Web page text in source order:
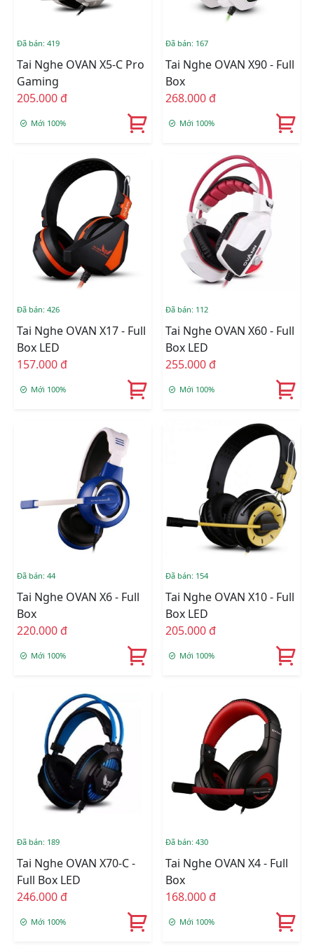
Đã bán: 419
Tai Nghe OVAN X5-C Pro
Gaming
205.000 đ
Mới 100%
Đã bán: 167
Tai Nghe OVAN X90 - Full
Box
268.000 đ
Mới 100%
Đã bán: 426
Tai Nghe OVAN X17 - Full
Box LED
157.000 đ
Mới 100%
Đã bán: 112
Tai Nghe OVAN X60 - Full
Box LED
255.000 đ
Mới 100%
Đã bán: 44
Tai Nghe OVAN X6 - Full
Box
220.000 đ
Mới 100%
Đã bán: 154
Tai Nghe OVAN X10 - Full
Box LED
205.000 đ
Mới 100%
Đã bán: 189
Tai Nghe OVAN X70-C -
Full Box LED
246.000 đ
Mới 100%
Đã bán: 430
Tai Nghe OVAN X4 - Full
Box
168.000 đ
Mới 100%